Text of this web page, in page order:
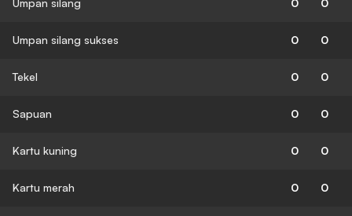
Umpan silang 0 0
Umpan silang sukses 0 0
Tekel 0 0
Sapuan 0 0
Kartu kuning 0 0
Kartu merah 0 0